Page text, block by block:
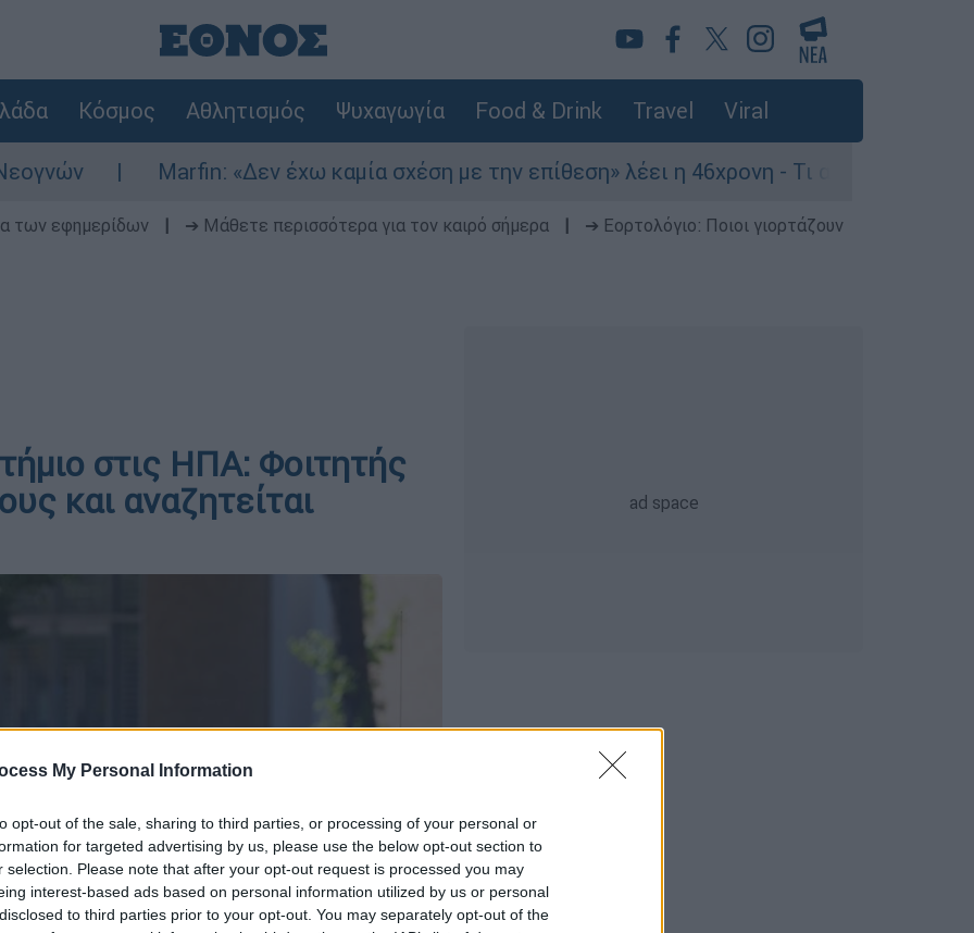
My Personal Information
opt-out of the sale, sharing to third parties, or processing of your personal or
for targeted advertising by us, please use the below opt-out section to
selection. Please note that after your opt-out request is processed you may
interest-based ads based on personal information utilized by us or personal
to third parties prior to your opt-out. You may separately opt-out of the
Κόσμος Αθλητισμός Ψυχαγωγία Food & Drink Travel Viral
Marfin: «Δεν έχω καμία σχέση με την επίθεση» λέει η 46χρονη - Τι αποκάλυψε στους
των εφημερίδων ➔ Μάθετε περισσότερα για τον καιρό σήμερα
➔ Εορτολόγιο: Ποιοι γιορτάζουν
στις ΗΠΑ: Φοιτητής
και αναζητείται